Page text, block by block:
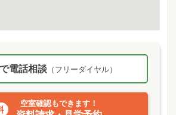
電話相談（フリーダイヤル）
空室確認もできます！